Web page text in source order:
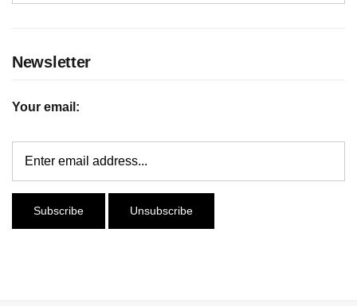
Newsletter
Your email: